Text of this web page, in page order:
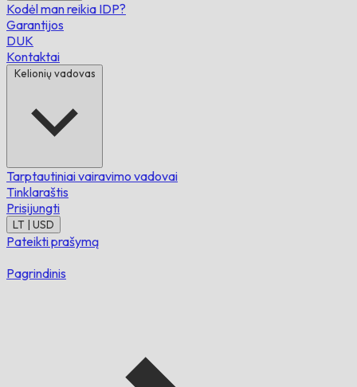
Kodėl man reikia IDP?
Garantijos
DUK
Kontaktai
Kelionių vadovas
Tarptautiniai vairavimo vadovai
Tinklaraštis
Prisijungti
LT | USD
Pateikti prašymą
Pagrindinis